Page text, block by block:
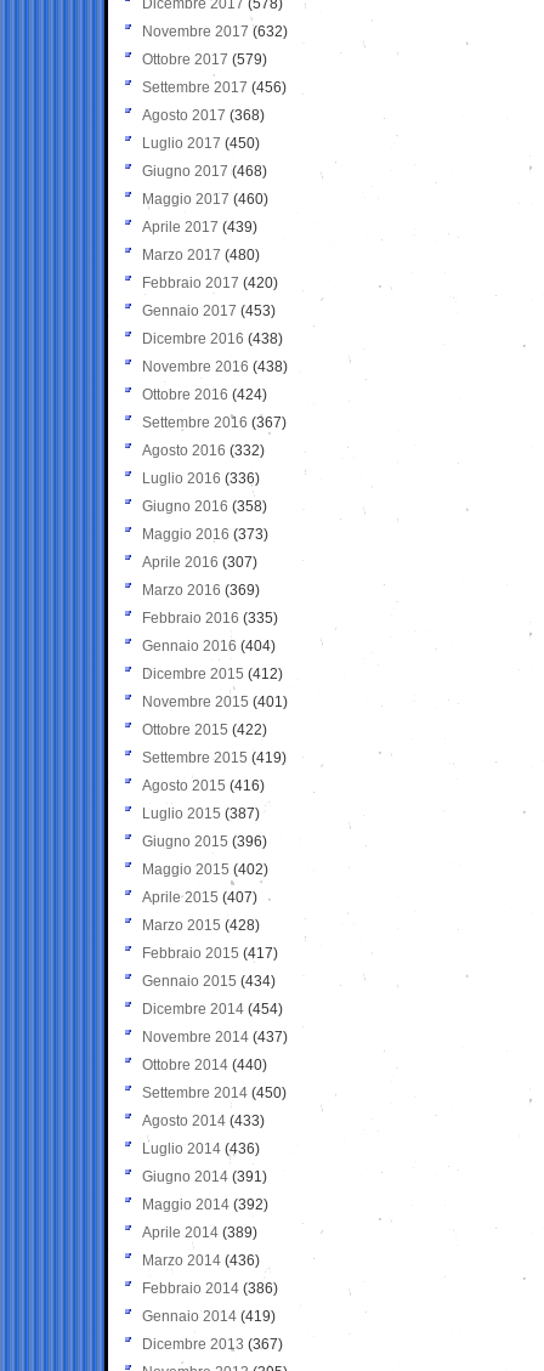
Dicembre 2017 (578)
Novembre 2017 (632)
Ottobre 2017 (579)
Settembre 2017 (456)
Agosto 2017 (368)
Luglio 2017 (450)
Giugno 2017 (468)
Maggio 2017 (460)
Aprile 2017 (439)
Marzo 2017 (480)
Febbraio 2017 (420)
Gennaio 2017 (453)
Dicembre 2016 (438)
Novembre 2016 (438)
Ottobre 2016 (424)
Settembre 2016 (367)
Agosto 2016 (332)
Luglio 2016 (336)
Giugno 2016 (358)
Maggio 2016 (373)
Aprile 2016 (307)
Marzo 2016 (369)
Febbraio 2016 (335)
Gennaio 2016 (404)
Dicembre 2015 (412)
Novembre 2015 (401)
Ottobre 2015 (422)
Settembre 2015 (419)
Agosto 2015 (416)
Luglio 2015 (387)
Giugno 2015 (396)
Maggio 2015 (402)
Aprile 2015 (407)
Marzo 2015 (428)
Febbraio 2015 (417)
Gennaio 2015 (434)
Dicembre 2014 (454)
Novembre 2014 (437)
Ottobre 2014 (440)
Settembre 2014 (450)
Agosto 2014 (433)
Luglio 2014 (436)
Giugno 2014 (391)
Maggio 2014 (392)
Aprile 2014 (389)
Marzo 2014 (436)
Febbraio 2014 (386)
Gennaio 2014 (419)
Dicembre 2013 (367)